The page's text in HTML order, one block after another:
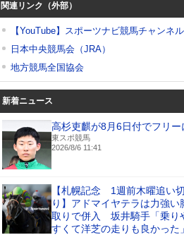
関連リンク（外部）
【YouTube】スポーツナビ競馬チャンネル
日本中央競馬会（JRA）
地方競馬全国協会
新着ニュース
高杉吏麒が8月6日付でフリー
東スポ競馬
2026/8/6 11:41
【札幌記念 1週前木曜追い切
り】アドマイヤテラは力強い
取りで併入 坂井騎手「乗り
すくて洋芝の走りも良かった」